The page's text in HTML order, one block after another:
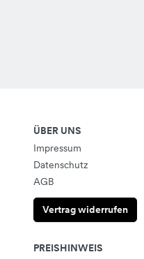
ÜBER UNS
Impressum
Datenschutz
AGB
Vertrag widerrufen
PREISHINWEIS